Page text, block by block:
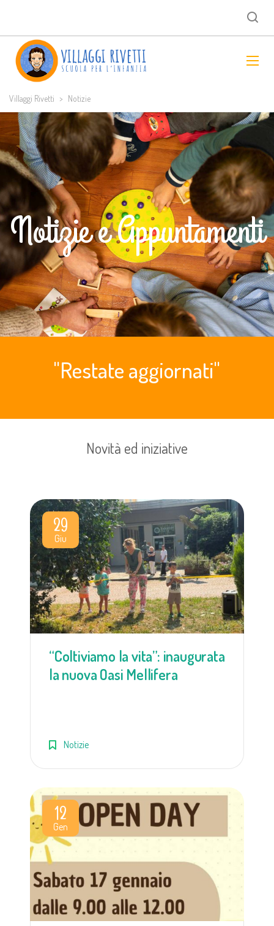
Villaggi Rivetti > Notizie
Notizie e Appuntamenti
"Restate aggiornati"
Novità ed iniziative
29
Giu
“Coltiviamo la vita”: inaugurata
la nuova Oasi Mellifera
Notizie
12
Gen